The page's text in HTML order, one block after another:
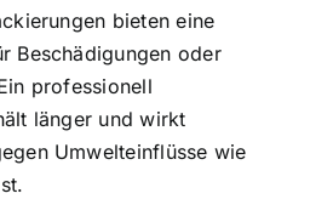
bieten eine
Beschädigungen oder
professionell
länger und wirkt
Umwelteinflüsse wie